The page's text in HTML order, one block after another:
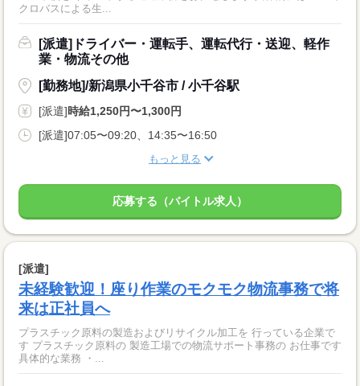
クロバスによる生...
[派遣]ドライバー・運転手、運転代行・送迎、軽作
業・物流その他
[勤務地]/新潟県小千谷市 / 小千谷駅
[派遣]時給1,250円〜1,300円
[派遣]07:05〜09:20、14:35〜16:50
もっと見る
応募する（バイトル求人）
[派遣]
未経験歓迎！座り作業のモクモク物流事務で将
来は正社員へ
プラスチック原料の製造およびリサイクル加工を 行っている企業で
す プラスチック原料の 製造工場での物流サポート事務の お仕事です
具体的な業務 ・...